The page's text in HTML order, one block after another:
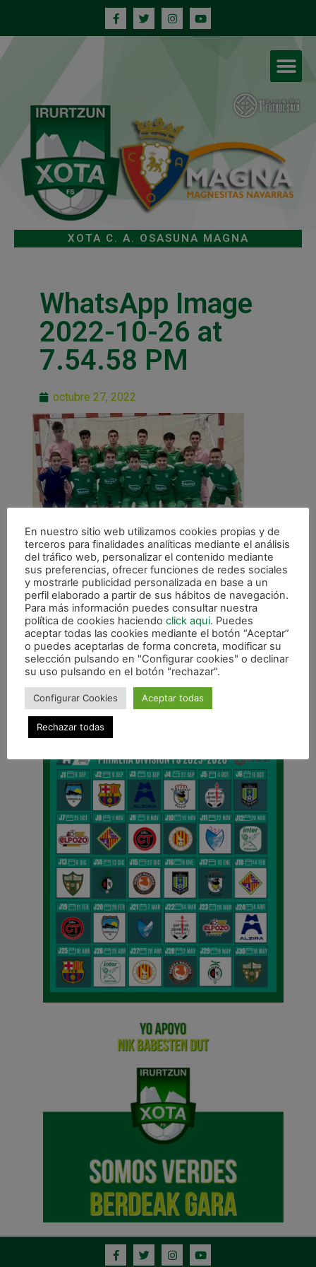
XOTA C. A. OSASUNA MAGNA
WhatsApp Image
2022-10-26 at
7.54.58 PM
octubre 27, 2022
ANTERIOR
Los Juveniles controlan al Tafatrans
CALENDARIO DE LIGA
En nuestro sitio web utilizamos cookies propias y de
terceros para finalidades analíticas mediante el análisis
del tráfico web, personalizar el contenido mediante
sus preferencias, ofrecer funciones de redes sociales
y mostrarle publicidad personalizada en base a un
perfil elaborado a partir de sus hábitos de navegación.
Para más información puedes consultar nuestra
política de cookies haciendo click aqui. Puedes
aceptar todas las cookies mediante el botón “Aceptar”
o puedes aceptarlas de forma concreta, modificar su
selección pulsando en "Configurar cookies" o declinar
su uso pulsando en el botón "rechazar".
Configurar Cookies Aceptar todas
Rechazar todas